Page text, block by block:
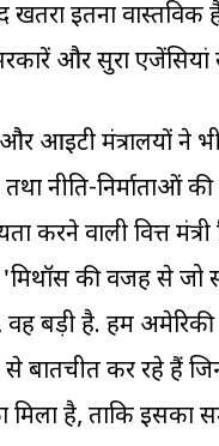
इतना वास्तविक
और सुरक्षा
आइटी मंत्रालयों ने भी
नीति-निर्माताओं
करने वाली वित्त
की वजह से जो
बड़ी है. हम अमेरिकी
बातचीत कर रहे हैं
मिला है, ताकि इसका